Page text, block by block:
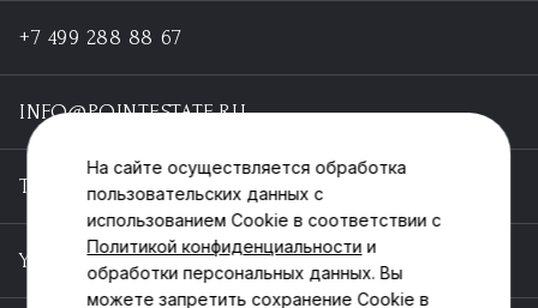
+7 499 288 88 67
INFO@POINTESTATE.RU
TELEGRAM
YOUTUBE
На сайте осуществляется обработка
пользовательских данных с
использованием Cookie в соответствии с
Политикой конфиденциальности и
обработки персональных данных. Вы
можете запретить сохранение Cookie в